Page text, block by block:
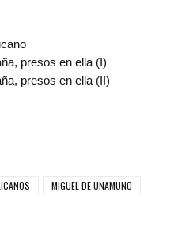
presos en ella (I)
presos en ella (II)
MIGUEL DE UNAMUNO